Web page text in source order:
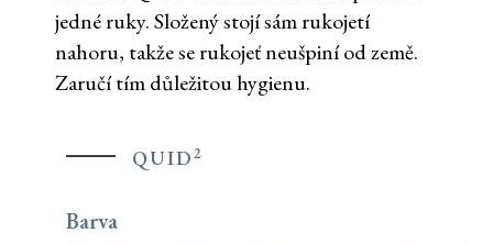
jedné ruky. Složený stojí sám rukojetí
nahoru, takže se rukojeť neušpiní od země.
Zaručí tím důležitou hygienu.
QUID2
Barva